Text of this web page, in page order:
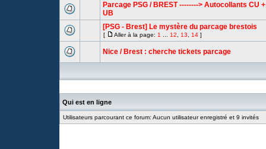
Parcage PSG / BREST --------> Autocollants CU +
UB
[PSG - Brest] Le mystère du parcage brestois
[ Aller à la page: 1 12 13 14 ]
Nice / Brest : cherche tickets parcage
Qui est en ligne
Utilisateurs parcourant ce forum: Aucun utilisateur enregistré et 9 invités